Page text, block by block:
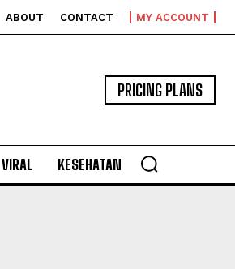
ABOUT CONTACT MY ACCOUNT
PRICING PLANS
VIRAL KESEHATAN